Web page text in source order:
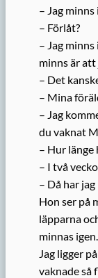
– Jag minns
– Förlåt?
– Jag
minns är att
– Det
– Mina
– Jag
du vaknat
– Hur länge
– I två
– Då har
Hon ser på
läpparna
minnas igen…
Jag ligger
vaknade så